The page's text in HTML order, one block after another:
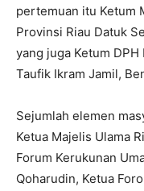
pertemuan itu Ketum
Provinsi Riau Datuk
yang juga Ketum
Taufik Ikram Jamil,
Sejumlah elemen
Ketua Majelis Ulama
Forum Kerukunan
Qoharudin, Ketua